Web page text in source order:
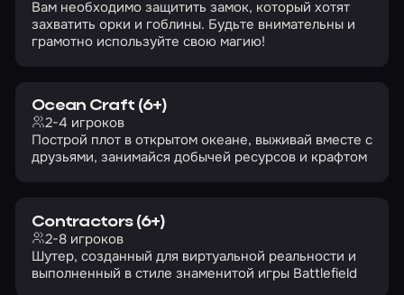
Вам необходимо защитить замок, который хотят
захватить орки и гоблины. Будьте внимательны и
грамотно используйте свою магию!
Ocean Craft (6+)
2-4 игроков
Построй плот в открытом океане, выживай вместе с
друзьями, занимайся добычей ресурсов и крафтом
Contractors (6+)
2-8 игроков
Шутер, созданный для виртуальной реальности и
выполненный в стиле знаменитой игры Battlefield